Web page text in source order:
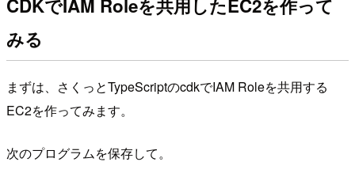
CDKでIAM Roleを共用したEC2を作って
みる
まずは、さくっとTypeScriptのcdkでIAM Roleを共用する
EC2を作ってみます。
次のプログラムを保存して。